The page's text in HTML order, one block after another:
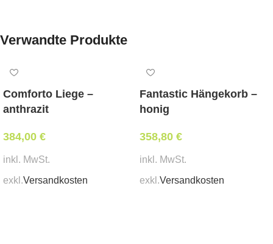
Stapelbar:
Mindestbestellmenge:
1 Stk.
Verwandte Produkte
Comforto Liege –
anthrazit
384,00 €
inkl. MwSt.
exkl.Versandkosten
Fantastic Hängekorb –
honig
358,80 €
inkl. MwSt.
exkl.Versandkosten